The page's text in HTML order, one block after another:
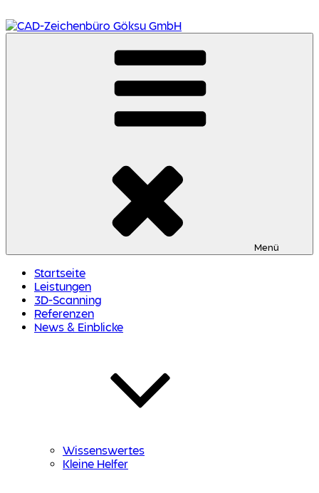
Inhalt
springen
CAD-Zeichenbüro Göksu GmbH
Ihr Dienstleister im Bereich der Technischen
Menü
Startseite
Leistungen
3D-Scanning
Referenzen
News & Einblicke
Wissenswertes
Kleine Helfer